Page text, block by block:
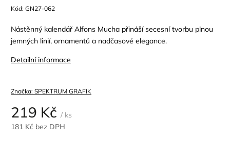
Kód: GN27-062
Nástěnný kalendář Alfons Mucha přináší secesní tvorbu plnou
jemných linií, ornamentů a nadčasové elegance.
Detailní informace
Značka: SPEKTRUM GRAFIK
219 Kč / ks
181 Kč bez DPH